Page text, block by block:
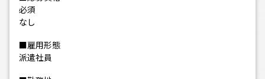
必須
なし
■雇用形態
派遣社員